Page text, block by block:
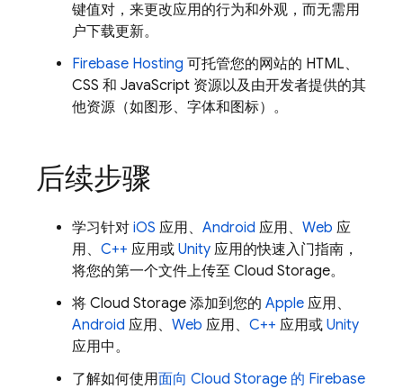
键值对，来更改应用的行为和外观，而无需用
户下载更新。
Firebase Hosting 可托管您的网站的 HTML、
CSS 和 JavaScript 资源以及由开发者提供的其
他资源（如图形、字体和图标）。
后续步骤
学习针对 iOS 应用、 Android 应用、 Web 应
用、 C++ 应用或 Unity 应用的快速入门指南，
将您的第一个文件上传至 Cloud Storage。
将 Cloud Storage 添加到您的 Apple 应用、
Android 应用、 Web 应用、 C++ 应用或 Unity
应用中。
了解如何使用面向 Cloud Storage 的 Firebase